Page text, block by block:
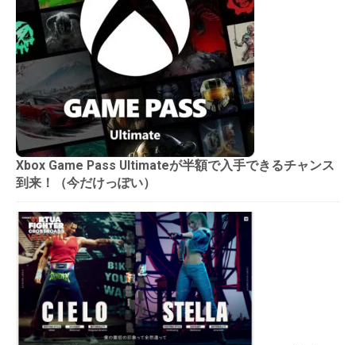
Xbox Game Pass Ultimateが半額で入手できるチャンス
到来！（今だけっぽい）